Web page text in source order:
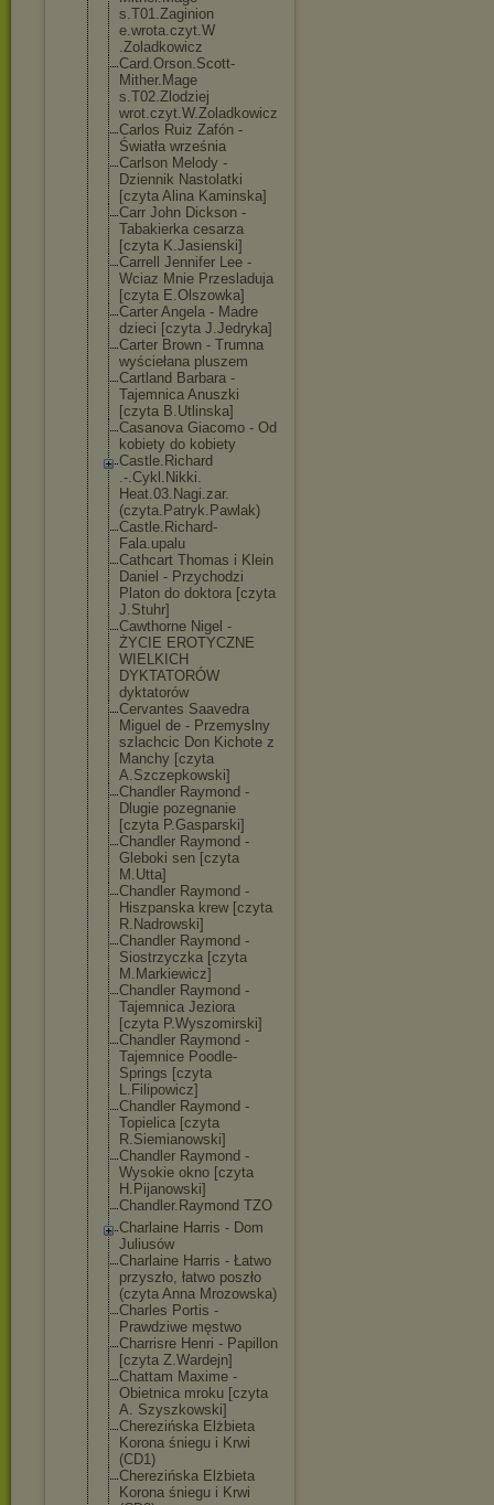
s.T01.Zaginion
e.wrota.czyt.W
.Zoladkowicz
Card.Orson.Scott-
Mither.Mage
s.T02.Zlodziej
wrot.czyt.W.Zo ladkowicz
Carlos Ruiz Zafón -
Światła września
Carlson Melody -
Dziennik Nastolatki
[czyta Alina Kaminska]
Carr John Dickson -
Tabakierka cesarza
[czyta K.Jasienski]
Carrell Jennifer Lee -
Wciaz Mnie Przesladuja
[czyta E.Olszowka]
Carter Angela - Madre
dzieci [czyta J.Jedryka]
Carter Brown - Trumna
wyściełana pluszem
Cartland Barbara -
Tajemnica Anuszki
[czyta B.Utlinska]
Casanova Giacomo - Od
kobiety do kobiety
Castle.Richard
.-.Cykl.Nikki.
Heat.03.Nagi.zar.
(czyta.Patryk.Pawlak)
Castle.Richard-
Fala.upalu
Cathcart Thomas i Klein
Daniel - Przychodzi
Platon do doktora [czyta
J.Stuhr]
Cawthorne Nigel -
ŻYCIE EROTYCZNE
WIELKICH
DYKTATORÓW
dyktatorów
Cervantes Saavedra
Miguel de - Przemyslny
szlachcic Don Kichote z
Manchy [czyta
A.Szczepkowski]
Chandler Raymond -
Dlugie pozegnanie
[czyta P.Gasparski]
Chandler Raymond -
Gleboki sen [czyta
M.Utta]
Chandler Raymond -
Hiszpanska krew [czyta
R.Nadrowski]
Chandler Raymond -
Siostrzyczka [czyta
M.Markiewicz]
Chandler Raymond -
Tajemnica Jeziora
[czyta P.Wyszomirski]
Chandler Raymond -
Tajemnice Poodle-
Springs [czyta
L.Filipowicz]
Chandler Raymond -
Topielica [czyta
R.Siemianowski]
Chandler Raymond -
Wysokie okno [czyta
H.Pijanowski]
Chandler.Raymond TZO
Charlaine Harris - Dom
Juliusów
Charlaine Harris - Łatwo
przyszło, łatwo poszło
(czyta Anna Mrozowska)
Charles Portis -
Prawdziwe męstwo
Charrisre Henri - Papillon
[czyta Z.Wardejn]
Chattam Maxime -
Obietnica mroku [czyta
A. Szyszkowski]
Cherezińska Elżbieta
Korona śniegu i Krwi
(CD1)
Cherezińska Elżbieta
Korona śniegu i Krwi